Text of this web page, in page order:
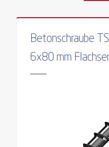
Betonschraube
6x80 mm